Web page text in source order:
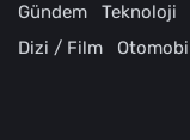
Gündem Teknoloji
Dizi / Film